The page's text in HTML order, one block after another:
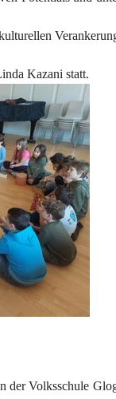
Kazani statt.
Volksschule